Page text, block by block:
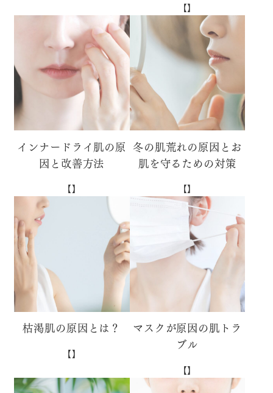
【】
インナードライ肌の原
因と改善方法
【】
冬の肌荒れの原因とお
肌を守るための対策
【】
枯渇肌の原因とは？
【】
マスクが原因の肌トラ
ブル
【】